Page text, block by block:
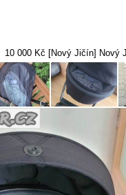
10 000 Kč [Nový Jičín] Nový